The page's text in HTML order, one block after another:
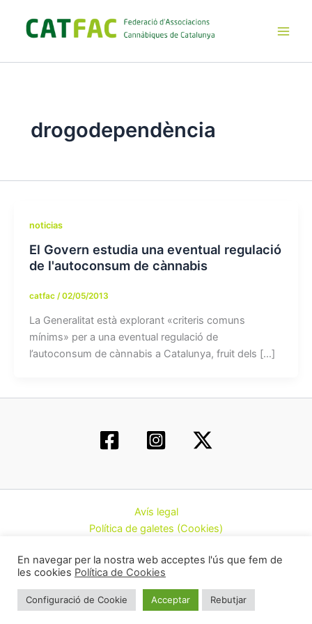
contenido
drogodependència
noticias
El Govern estudia una eventual regulació
de l'autoconsum de cànnabis
catfac /02/05/2013
La Generalitat està explorant «criteris comuns
mínims» per a una eventual regulació de
l’autoconsum de cànnabis a Catalunya, fruit dels […]
Avís legal
Política de galetes (Cookies)
Contacte
Cannàbiques de Catalunya (CatFAC)
En navegar per la nostra web acceptes l'ús que fem de
les cookies Política de Cookies
Configuració de Cookie Acceptar Rebutjar